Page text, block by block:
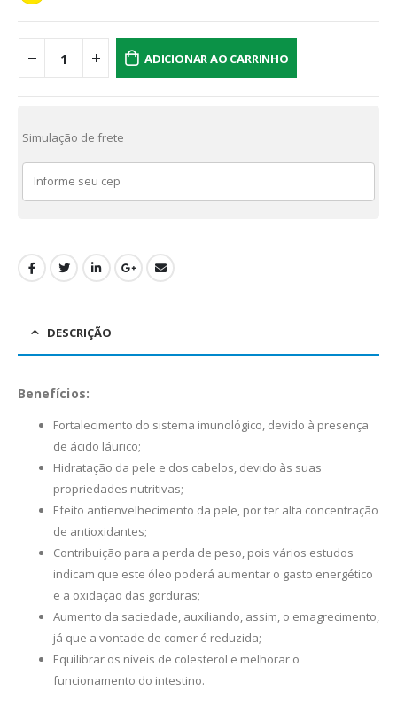
ADICIONAR AO CARRINHO
Simulação de frete
DESCRIÇÃO
Benefícios:
Fortalecimento do sistema imunológico, devido à presença
de ácido láurico;
Hidratação da pele e dos cabelos, devido às suas
propriedades nutritivas;
Efeito antienvelhecimento da pele, por ter alta concentração
de antioxidantes;
Contribuição para a perda de peso, pois vários estudos
indicam que este óleo poderá aumentar o gasto energético
e a oxidação das gorduras;
Aumento da saciedade, auxiliando, assim, o emagrecimento,
já que a vontade de comer é reduzida;
Equilibrar os níveis de colesterol e melhorar o
funcionamento do intestino.